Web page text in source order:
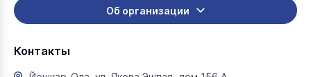
Об организации
Контакты